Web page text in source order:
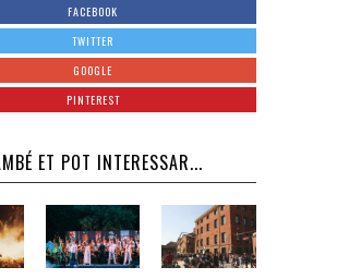
FACEBOOK
TWITTER
GOOGLE
PINTEREST
ET POT INTERESSAR...